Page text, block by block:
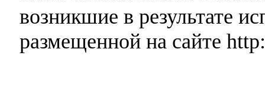
возникшие в результате
размещенной на сайте